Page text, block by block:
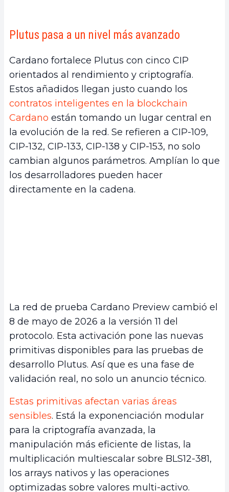
Plutus pasa a un nivel más avanzado
Cardano fortalece Plutus con cinco CIP
orientados al rendimiento y criptografía.
Estos añadidos llegan justo cuando los
contratos inteligentes en la blockchain
Cardano están tomando un lugar central en
la evolución de la red. Se refieren a CIP-109,
CIP-132, CIP-133, CIP-138 y CIP-153, no solo
cambian algunos parámetros. Amplían lo que
los desarrolladores pueden hacer
directamente en la cadena.
La red de prueba Cardano Preview cambió el
8 de mayo de 2026 a la versión 11 del
protocolo. Esta activación pone las nuevas
primitivas disponibles para las pruebas de
desarrollo Plutus. Así que es una fase de
validación real, no solo un anuncio técnico.
Estas primitivas afectan varias áreas
sensibles. Está la exponenciación modular
para la criptografía avanzada, la
manipulación más eficiente de listas, la
multiplicación multiescalar sobre BLS12-381,
los arrays nativos y las operaciones
optimizadas sobre valores multi-activo.